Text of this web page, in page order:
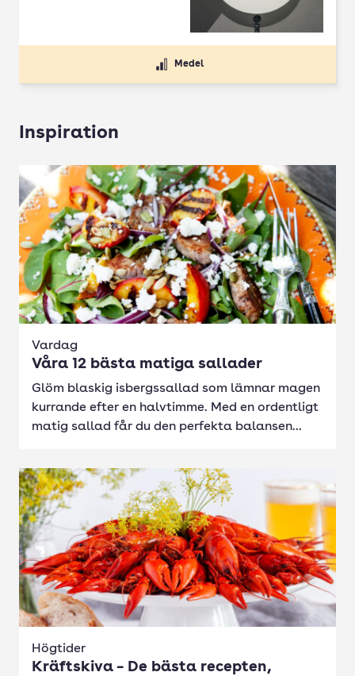
Medel
Inspiration
Vardag
Våra 12 bästa matiga sallader
Glöm blaskig isbergssallad som lämnar magen
kurrande efter en halvtimme. Med en ordentligt
matig sallad får du den perfekta balansen...
Högtider
Kräftskiva – De bästa recepten,